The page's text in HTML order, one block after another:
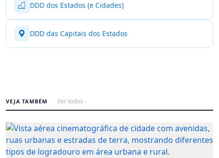
DDD dos Estados (e Cidades)
DDD das Capitais dos Estados
VEJA TAMBÉM Ver todos ›